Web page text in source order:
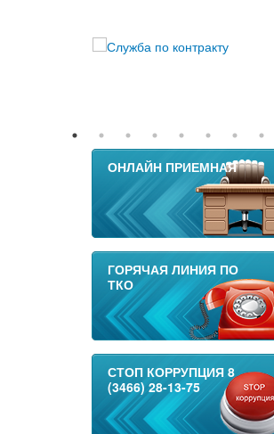
ОНЛАЙН ПРИЕМНАЯ
ГОРЯЧАЯ ЛИНИЯ ПО
ТКО
СТОП КОРРУПЦИЯ 8
(3466) 28-13-75